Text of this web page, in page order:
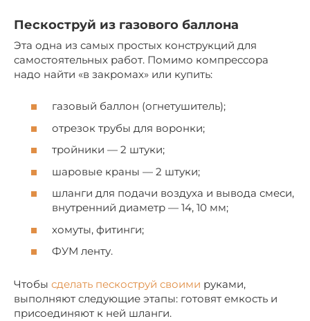
Пескоструй из газового баллона
Эта одна из самых простых конструкций для
самостоятельных работ. Помимо компрессора
надо найти «в закромах» или купить:
газовый баллон (огнетушитель);
отрезок трубы для воронки;
тройники — 2 штуки;
шаровые краны — 2 штуки;
шланги для подачи воздуха и вывода смеси,
внутренний диаметр — 14, 10 мм;
хомуты, фитинги;
ФУМ ленту.
Чтобы сделать пескоструй своими руками,
выполняют следующие этапы: готовят емкость и
присоединяют к ней шланги.